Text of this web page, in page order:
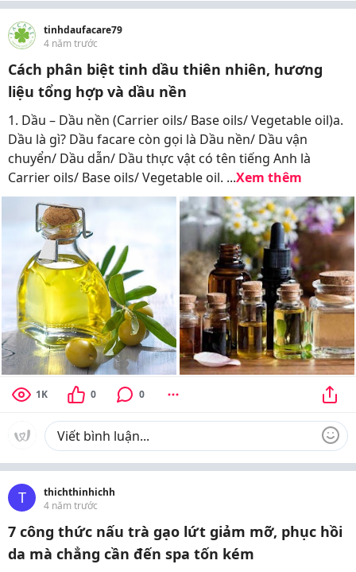
tinhdaufacare79
4 năm trước
Cách phân biệt tinh dầu thiên nhiên, hương
liệu tổng hợp và dầu nền
1. Dầu – Dầu nền (Carrier oils/ Base oils/ Vegetable oil)a.
Dầu là gì? Dầu facare còn gọi là Dầu nền/ Dầu vận
chuyển/ Dầu dẫn/ Dầu thực vật có tên tiếng Anh là
Carrier oils/ Base oils/ Vegetable oil. ...Xem thêm
1K 0 0
T
thichthinhichh
4 năm trước
7 công thức nấu trà gạo lứt giảm mỡ, phục hồi
da mà chẳng cần đến spa tốn kém